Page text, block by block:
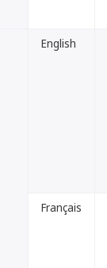
English
Français